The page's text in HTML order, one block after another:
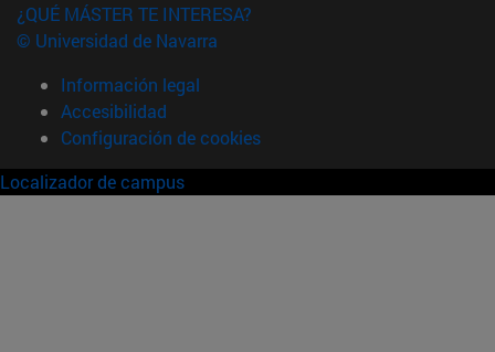
¿QUÉ MÁSTER TE INTERESA?
© Universidad de Navarra
Información legal
Accesibilidad
Configuración de cookies
Localizador de campus